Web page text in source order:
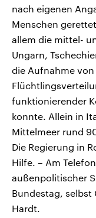
nach eigenen
Menschen
allem die mittel-
Ungarn,
die Aufnahme
funktionierender
konnte. Allein in
Mittelmeer rund
Die Regierung in
Hilfe. – Am
außenpolitischer
Bundestag, selbst
Hardt.